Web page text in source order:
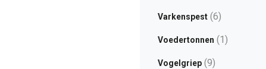
Varkenspest(6)
Voedertonnen (1)
Vogelgriep(9)